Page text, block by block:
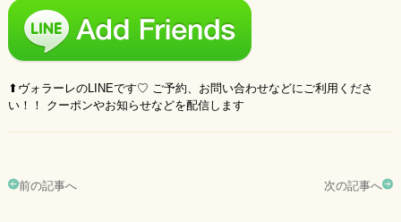
⬆︎ヴォラーレのLINEです♡ ご予約、お問い合わせなどにご利用くださ
い！！ クーポンやお知らせなどを配信します
前の記事へ 次の記事へ